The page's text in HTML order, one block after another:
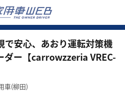
安心、あおり運転対策機
ダー【carrowzzeria VREC-
車(柳田)